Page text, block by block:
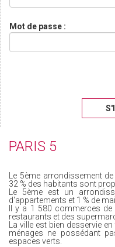
Mot de passe :
PARIS 5
Le 5ème arrondissement
32 % des habitants sont
Le 5ème est un
d'appartements et 1 % de
Il y a 1 580 commerces
restaurants et des
La ville est bien desservie
ménages ne possédant
espaces verts.